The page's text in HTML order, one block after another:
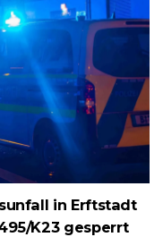
in Erftstadt
K23 gesperrt